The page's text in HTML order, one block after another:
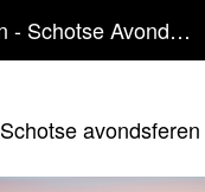
Greetje Van Son - Schotse Avondsferen
Schotse avondsferen